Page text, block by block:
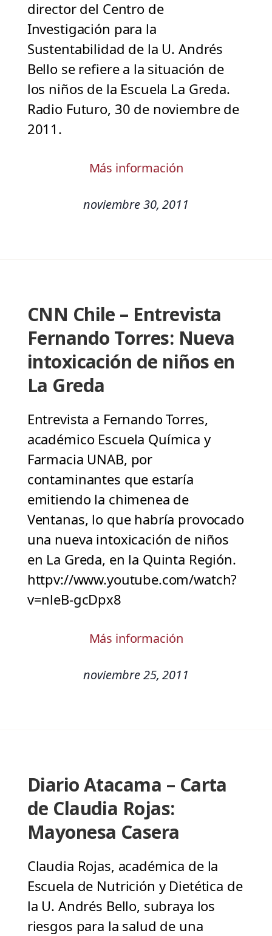
director del Centro de
Investigación para la
Sustentabilidad de la U. Andrés
Bello se refiere a la situación de
los niños de la Escuela La Greda.
Radio Futuro, 30 de noviembre de
2011.
Más información
noviembre 30, 2011
CNN Chile – Entrevista
Fernando Torres: Nueva
intoxicación de niños en
La Greda
Entrevista a Fernando Torres,
académico Escuela Química y
Farmacia UNAB, por
contaminantes que estaría
emitiendo la chimenea de
Ventanas, lo que habría provocado
una nueva intoxicación de niños
en La Greda, en la Quinta Región.
httpv://www.youtube.com/watch?
v=nleB-gcDpx8
Más información
noviembre 25, 2011
Diario Atacama – Carta
de Claudia Rojas:
Mayonesa Casera
Claudia Rojas, académica de la
Escuela de Nutrición y Dietética de
la U. Andrés Bello, subraya los
riesgos para la salud de una